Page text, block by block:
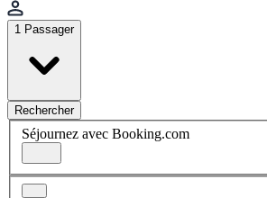
1 Passager
Rechercher
Séjournez avec Booking.com